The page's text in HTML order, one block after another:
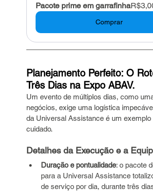
Pacote prime em garrafinha
Comprar
Planejamento Perfeito: O
Três Dias na Expo ABAV.
Um evento de múltiplos dias, como
negócios, exige uma logística
da Universal Assistance é um exemplo
cuidado.
Detalhes da Execução e a
Duração e pontualidade: o pacote
para a Universal Assistance
de serviço por dia, durante três